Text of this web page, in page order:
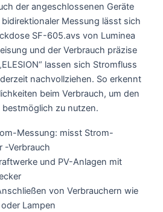
der angeschlossenen Geräte
Messung lässt sich
SF-605.avs von Luminea
und der Verbrauch präzise
lassen sich Stromfluss
nachvollziehen. So erkennt
beim Verbrauch, um den
zu nutzen.
Messung: misst Strom-
-Verbrauch
und PV-Anlagen mit
von Verbrauchern wie
Lampen